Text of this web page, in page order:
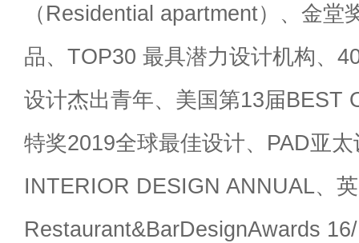
（Residential apartment）、金堂
品、TOP30 最具潜力设计机构、
设计杰出青年、美国第13届BEST
特奖2019全球最佳设计、PAD亚
INTERIOR DESIGN ANNUAL、
Restaurant&BarDesignAwards